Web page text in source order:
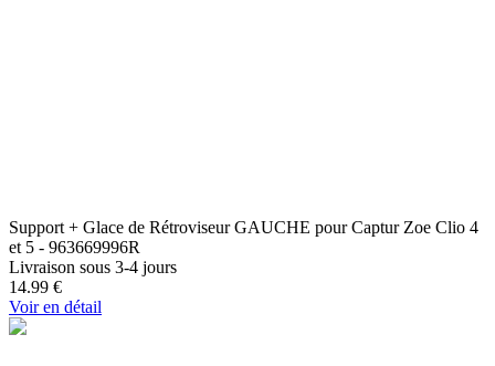
Support + Glace de Rétroviseur GAUCHE pour Captur Zoe Clio 4
et 5 - 963669996R
Livraison sous 3-4 jours
14.99 €
Voir en détail